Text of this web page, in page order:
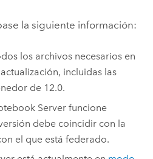
la siguiente información:
los archivos necesarios en
incluidas las
de 12.0.
Server funcione
debe coincidir con la
el que está federado.